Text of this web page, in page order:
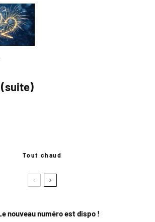
Tout chaud
nouveau numéro est dispo !